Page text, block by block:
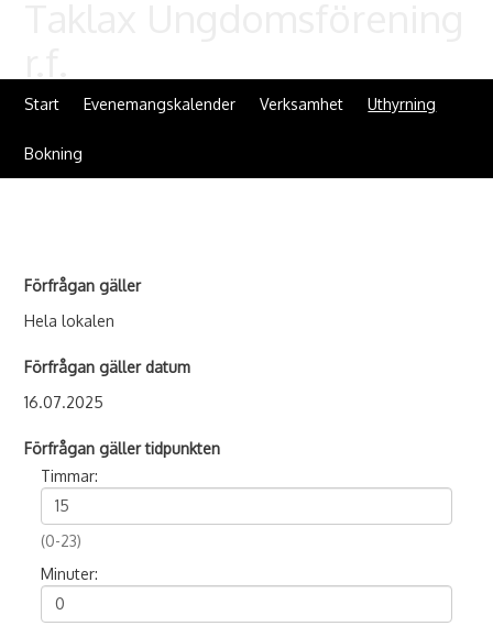
Start Evenemangskalender Verksamhet Uthyrning
Bokning
Förfrågan gäller
Hela lokalen
Förfrågan gäller datum
16.07.2025
Förfrågan gäller tidpunkten
Timmar:
(0-23)
Minuter: